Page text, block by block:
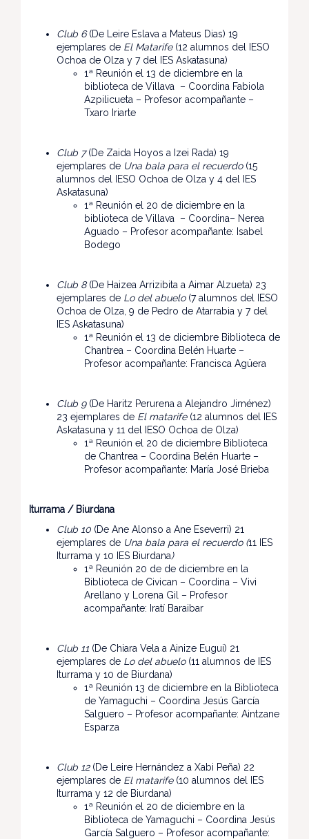
Club 6(De Leire Eslava a Mateus Dias) 19
ejemplares de El Matarife(12 alumnos del IESO
Ochoa de Olza y 7 del IES Askatasuna)
1ª Reunión el 13 de diciembre en la
biblioteca de Villava – Coordina Fabiola
Azpilicueta – Profesor acompañante –
Txaro Iriarte
Club 7(De Zaida Hoyos a Izei Rada) 19
ejemplares de Una bala para el recuerdo (15
alumnos del IESO Ochoa de Olza y 4 del IES
Askatasuna)
1ª Reunión el 20 de diciembre en la
biblioteca de Villava – Coordina– Nerea
Aguado – Profesor acompañante: Isabel
Bodego
Club 8(De Haizea Arrizibita a Aimar Alzueta) 23
ejemplares de Lo del abuelo(7 alumnos del IESO
Ochoa de Olza, 9 de Pedro de Atarrabia y 7 del
IES Askatasuna)
1ª Reunión el 13 de diciembre Biblioteca de
Chantrea – Coordina Belén Huarte –
Profesor acompañante: Francisca Agüera
Club 9(De Haritz Perurena a Alejandro Jiménez)
23 ejemplares de El matarife (12 alumnos del IES
Askatasuna y 11 del IESO Ochoa de Olza)
1ª Reunión el 20 de diciembre Biblioteca
de Chantrea – Coordina Belén Huarte –
Profesor acompañante: María José Brieba
Iturrama / Biurdana
Club 10 (De Ane Alonso a Ane Eseverri) 21
ejemplares de Una bala para el recuerdo (11 IES
Iturrama y 10 IES Biurdana)
1ª Reunión 20 de de diciembre en la
Biblioteca de Civican – Coordina – Vivi
Arellano y Lorena Gil – Profesor
acompañante: Iratí Baraibar
Club 11 (De Chiara Vela a Ainize Eugui) 21
ejemplares de Lo del abuelo (11 alumnos de IES
Iturrama y 10 de Biurdana)
1ª Reunión 13 de diciembre en la Biblioteca
de Yamaguchi – Coordina Jesús García
Salguero – Profesor acompañante: Aintzane
Esparza
Club 12(De Leire Hernández a Xabi Peña) 22
ejemplares de El matarife (10 alumnos del IES
Iturrama y 12 de Biurdana)
1ª Reunión el 20 de diciembre en la
Biblioteca de Yamaguchi – Coordina Jesús
García Salguero – Profesor acompañante: